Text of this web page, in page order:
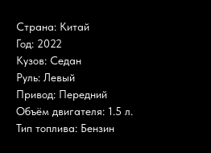
Страна: Китай
Год: 2022
Кузов: Седан
Руль: Левый
Привод: Передний
Объём двигателя: 1.5 л.
Тип топлива: Бензин